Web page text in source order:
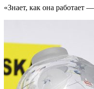
«Знает, как она работает